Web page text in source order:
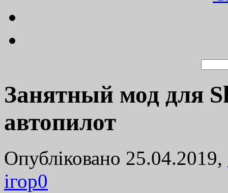
Занятный мод для
автопилот
Опубліковано 25.04.2019,
ігор0